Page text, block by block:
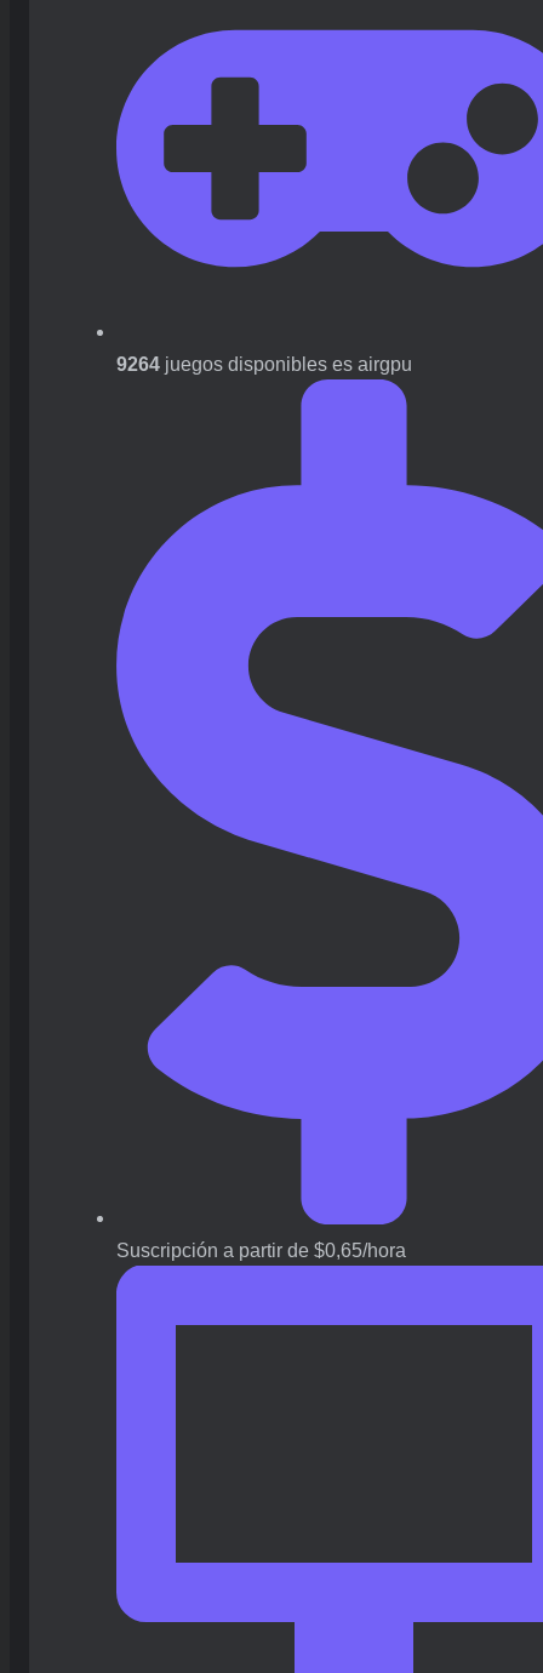
9264 juegos disponibles es airgpu
Suscripción a partir de $0,65/hora